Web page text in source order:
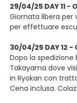
29/04/25 DAY 11 -
Giornata libera per
per effettuare
30/04/25 DAY 12 -
Dopo la
Takayama dove
in Ryokan con
Cena inclusa.